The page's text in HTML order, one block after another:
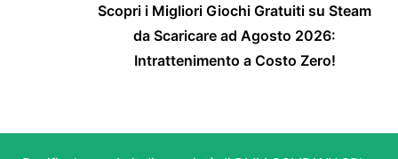
Scopri i Migliori Giochi Gratuiti su Steam
da Scaricare ad Agosto 2026:
Intrattenimento a Costo Zero!